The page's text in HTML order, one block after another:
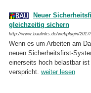
Neuer
gleichzeitig sichern
http://www.baulinks.de/webplugin/
Wenn es um Arbeiten am
neuen Sicherheitsfirst-
einerseits hoch belastbar
verspricht. weiter lesen